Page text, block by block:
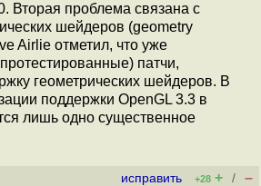
Вторая проблема связана с
шейдеров (geometry
Airlie отметил, что уже
патчи,
геометрических шейдеров. В
поддержки OpenGL 3.3 в
лишь одно существенное
исправить +28 + / –